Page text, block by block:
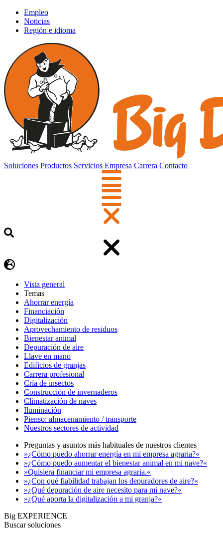
Empleo
Noticias
Región e idioma
Soluciones Productos Servicios Empresa Carrera Contacto
Vista general
Temas
Ahorrar energía
Financiación
Digitalización
Aprovechamiento de residuos
Bienestar animal
Depuración de aire
Llave en mano
Edificios de granjas
Carrera profesional
Cría de insectos
Construcción de invernaderos
Climatización de naves
Iluminación
Pienso: almacenamiento / transporte
Nuestros sectores de actividad
Preguntas y asuntos más habituales de nuestros clientes
»¿Cómo puedo ahorrar energía en mi empresa agraria?«
»¿Cómo puedo aumentar el bienestar animal en mi nave?«
»Quisiera financiar mi empresa agraria.«
»¿Con qué fiabilidad trabajan los depuradores de aire?«
»¿Qué depuración de aire necesito para mi nave?«
»¿Qué aporta la digitalización a mi granja?«
Big EXPERIENCE
Buscar soluciones